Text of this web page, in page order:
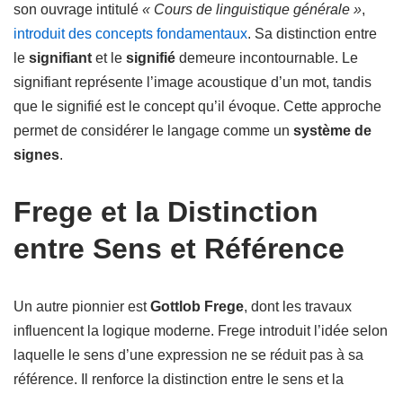
son ouvrage intitulé « Cours de linguistique générale »,
introduit des concepts fondamentaux. Sa distinction entre
le signifiant et le signifié demeure incontournable. Le
signifiant représente l’image acoustique d’un mot, tandis
que le signifié est le concept qu’il évoque. Cette approche
permet de considérer le langage comme un système de
signes.
Frege et la Distinction
entre Sens et Référence
Un autre pionnier estGottlob Frege, dont les travaux
influencent la logique moderne. Frege introduit l’idée selon
laquelle le sens d’une expression ne se réduit pas à sa
référence. Il renforce la distinction entre le sens et la